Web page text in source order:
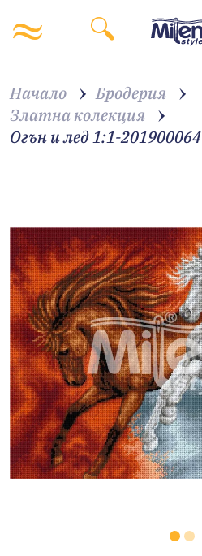
Начало
Бродерия
Златна колекция
Огън и лед 1:1-201900064